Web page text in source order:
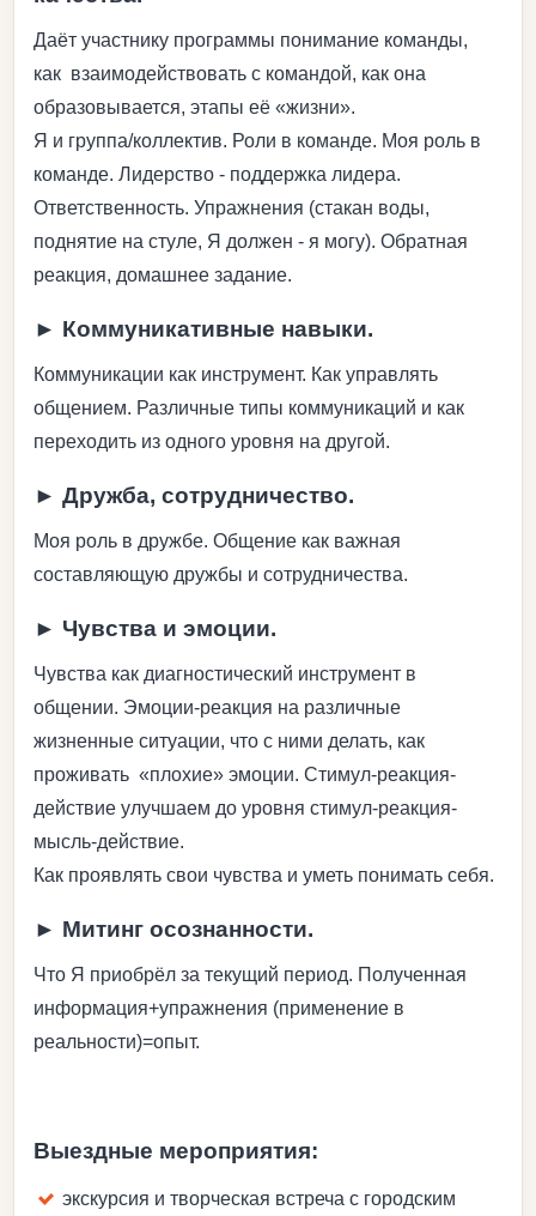
Даёт участнику программы понимание команды,
как взаимодействовать с командой, как она
образовывается, этапы её «жизни».
Я и группа/коллектив. Роли в команде. Моя роль в
команде. Лидерство - поддержка лидера.
Ответственность. Упражнения (стакан воды,
поднятие на стуле, Я должен - я могу). Обратная
реакция, домашнее задание.
► Коммуникативные навыки.
Коммуникации как инструмент. Как управлять
общением. Различные типы коммуникаций и как
переходить из одного уровня на другой.
► Дружба, сотрудничество.
Моя роль в дружбе. Общение как важная
составляющую дружбы и сотрудничества.
► Чувства и эмоции.
Чувства как диагностический инструмент в
общении. Эмоции-реакция на различные
жизненные ситуации, что с ними делать, как
проживать «плохие» эмоции. Стимул-реакция-
действие улучшаем до уровня стимул-реакция-
мысль-действие.
Как проявлять свои чувства и уметь понимать себя.
► Митинг осознанности.
Что Я приобрёл за текущий период. Полученная
информация+упражнения (применение в
реальности)=опыт.
Выездные мероприятия:
экскурсия и творческая встреча с городским